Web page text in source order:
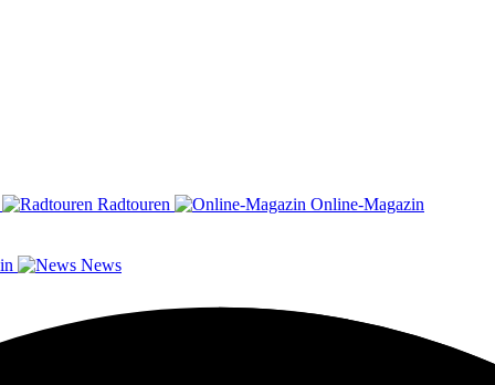
Radtouren Online-Magazin
News